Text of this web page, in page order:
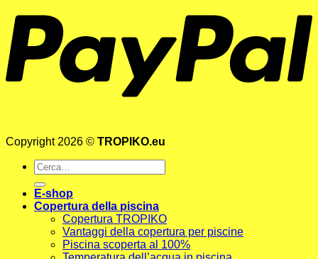
Copyright 2026 © TROPIKO.eu
Cerca:
E-shop
Copertura della piscina
Copertura TROPIKO
Vantaggi della copertura per piscine
Piscina scoperta al 100%